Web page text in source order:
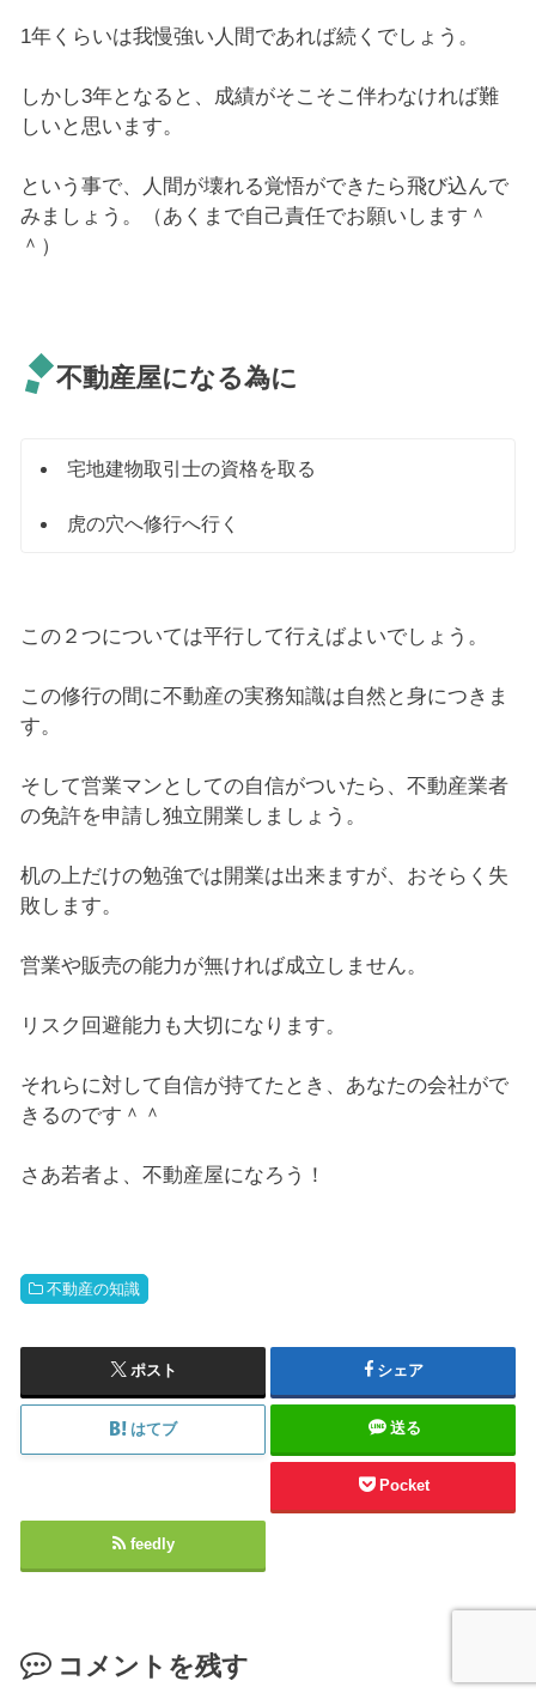
1年くらいは我慢強い人間であれば続くでしょう。
しかし3年となると、成績がそこそこ伴わなければ難
しいと思います。
という事で、人間が壊れる覚悟ができたら飛び込んで
みましょう。（あくまで自己責任でお願いします＾
＾）
不動産屋になる為に
宅地建物取引士の資格を取る
虎の穴へ修行へ行く
この２つについては平行して行えばよいでしょう。
この修行の間に不動産の実務知識は自然と身につきま
す。
そして営業マンとしての自信がついたら、不動産業者
の免許を申請し独立開業しましょう。
机の上だけの勉強では開業は出来ますが、おそらく失
敗します。
営業や販売の能力が無ければ成立しません。
リスク回避能力も大切になります。
それらに対して自信が持てたとき、あなたの会社がで
きるのです＾＾
さあ若者よ、不動産屋になろう！
不動産の知識
ポスト シェア
はてブ 送る
Pocket
feedly
コメントを残す